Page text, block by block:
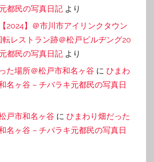
都民の写真日記 より
2024】＠市川市アイリンクタウン
転レストラン跡＠松戸ビルヂング20
都民の写真日記 より
た場所＠松戸市和名ヶ谷 に ひまわ
名ヶ谷 – チバラキ元都民の写真日
戸市和名ヶ谷 に ひまわり畑だった
名ヶ谷 – チバラキ元都民の写真日